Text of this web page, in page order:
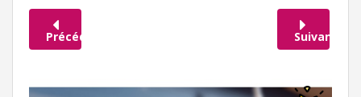
Précédent Suivant